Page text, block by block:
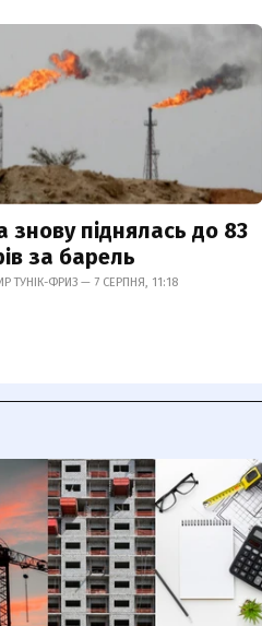
знову піднялась до 83
за барель
ТУНІК-ФРИЗ — 7 СЕРПНЯ, 11:18